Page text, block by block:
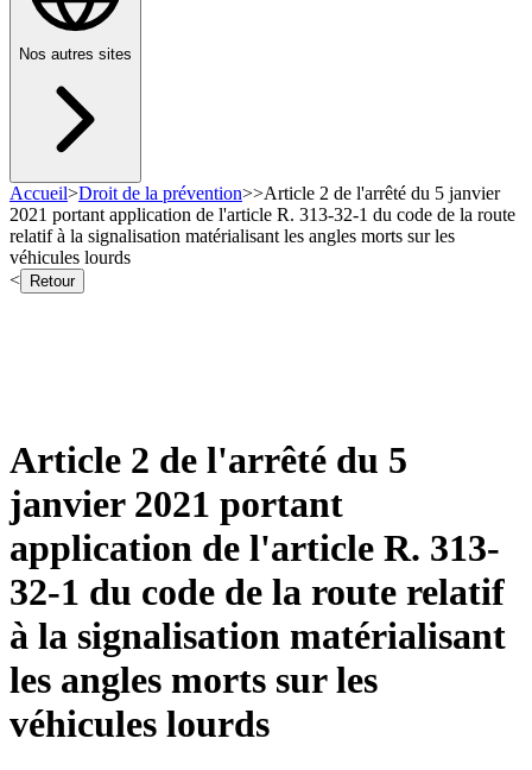
Nos autres sites
Accueil>Droit de la prévention>>Article 2 de l'arrêté du 5 janvier
2021 portant application de l'article R. 313-32-1 du code de la route
relatif à la signalisation matérialisant les angles morts sur les
véhicules lourds
<
Retour
Article 2 de l'arrêté du 5
janvier 2021 portant
application de l'article R. 313-
32-1 du code de la route relatif
à la signalisation matérialisant
les angles morts sur les
véhicules lourds